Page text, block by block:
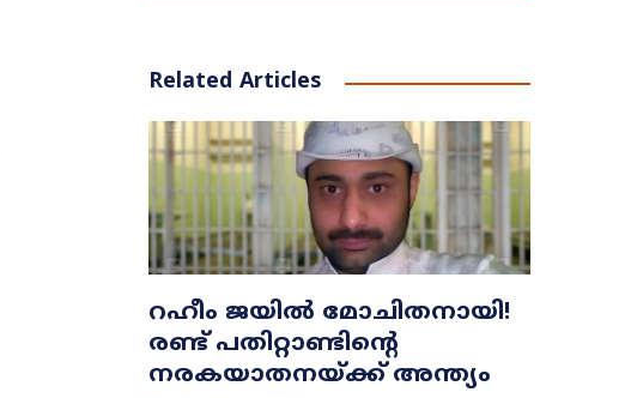
Related Articles
റഹീം ജയിൽ മോചിതനായി!
രണ്ട് പതിറ്റാണ്ടിന്റെ
നരകയാതനയ്ക്ക് അന്ത്യം